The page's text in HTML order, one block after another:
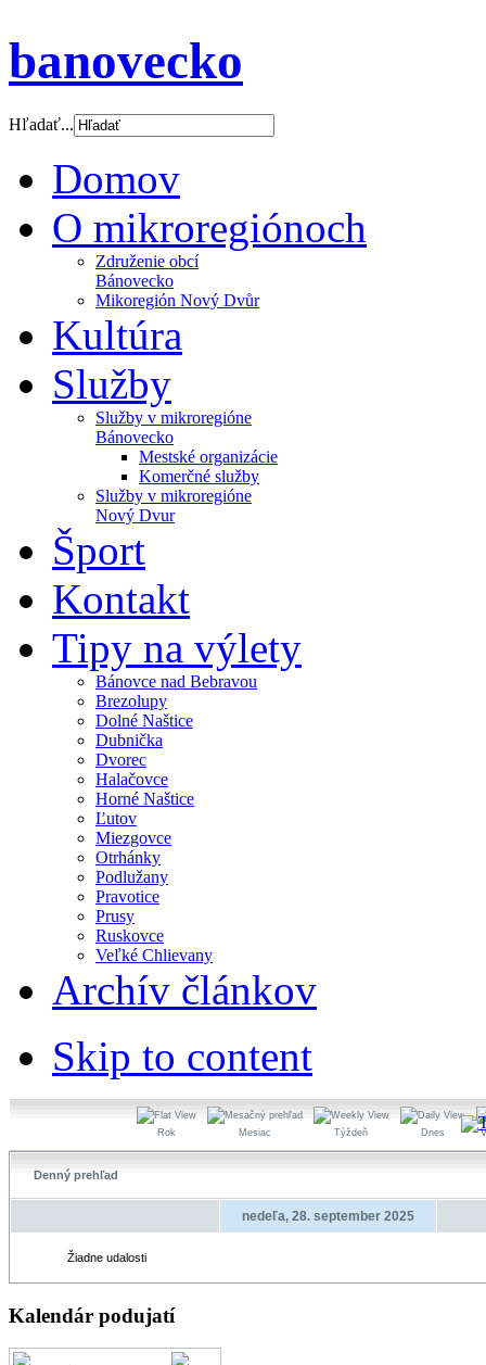
banovecko
Hľadať...
Domov
O mikroregiónoch
Združenie obcí
Bánovecko
Mikoregión Nový Dvůr
Kultúra
Služby
Služby v mikroregióne
Bánovecko
Mestské organizácie
Komerčné služby
Služby v mikroregióne
Nový Dvur
Šport
Kontakt
Tipy na výlety
Bánovce nad Bebravou
Brezolupy
Dolné Naštice
Dubnička
Dvorec
Halačovce
Horné Naštice
Ľutov
Miezgovce
Otrhánky
Podlužany
Pravotice
Prusy
Ruskovce
Veľké Chlievany
Archív článkov
Skip to content
Rok Mesiac Týždeň Dnes
Denný prehľad
nedeľa, 28. september 2025
Žiadne udalosti
Kalendár podujatí